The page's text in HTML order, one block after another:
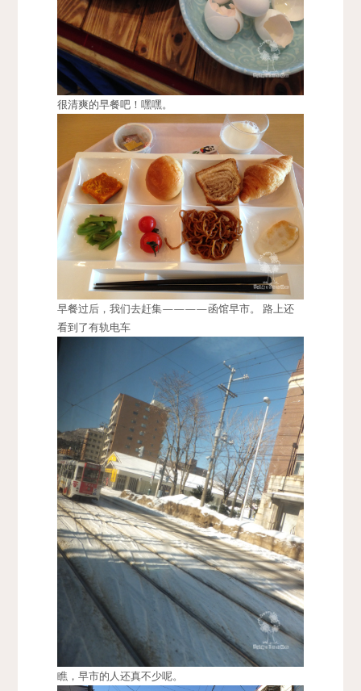
很清爽的早餐吧！嘿嘿。
早餐过后，我们去赶集————函馆早市。 路上还
看到了有轨电车
瞧，早市的人还真不少呢。